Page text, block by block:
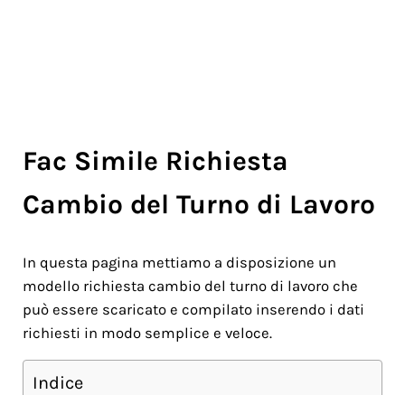
Fac Simile Richiesta
Cambio del Turno di Lavoro
In questa pagina mettiamo a disposizione un
modello richiesta cambio del turno di lavoro che
può essere scaricato e compilato inserendo i dati
richiesti in modo semplice e veloce.
Indice